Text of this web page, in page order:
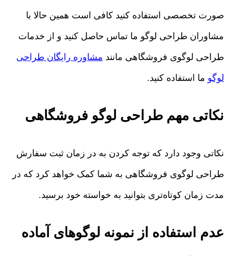
صورت تخصصی استفاده کنید کافی است همین حالا با
مشاوران طراحی لوگو ما تماس حاصل کنید و از خدمات
طراحی لوگوی فروشگاهی مانند مشاوره رایگان طراحی
لوگو ما استفاده کنید.
نکاتی مهم طراحی لوگو فروشگاهی
نکاتی وجود دارد که توجه کردن به در زمان ثبت سفارش
طراحی لوگوی فروشگاهی به شما کمک خواهد کرد که در
مدت زمان کوتاه‌تری بتوانید به خواسته خود برسید.
عدم استفاده از نمونه لوگوهای آماده